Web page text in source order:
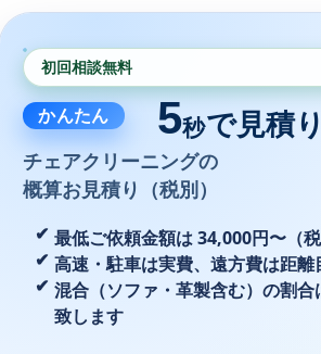
初回相談無料
かんたん 5秒で見積り
チェアクリーニングの
概算お見積り（税別）
最低ご依頼金額は 34,000円〜（税
高速・駐車は実費、遠方費は距離
混合（ソファ・革製含む）の割
致します